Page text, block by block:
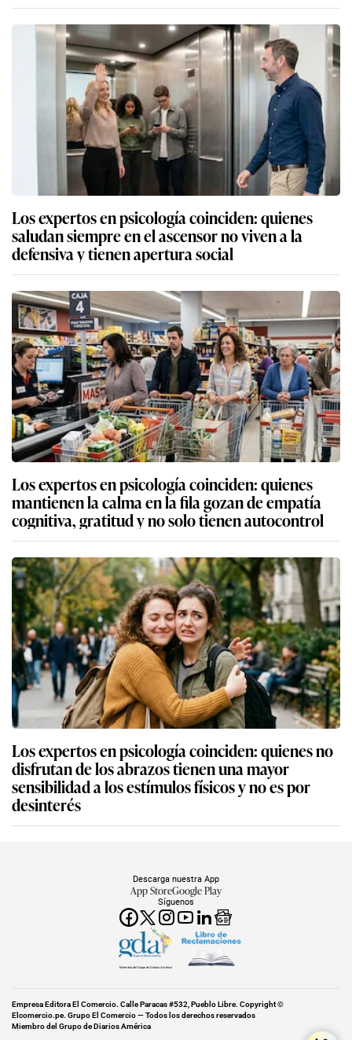
Los expertos en psicología coinciden: quienes
saludan siempre en el ascensor no viven a la
defensiva y tienen apertura social
Los expertos en psicología coinciden: quienes
mantienen la calma en la fila gozan de empatía
cognitiva, gratitud y no solo tienen autocontrol
Los expertos en psicología coinciden: quienes no
disfrutan de los abrazos tienen una mayor
sensibilidad a los estímulos físicos y no es por
desinterés
Síguenos
Descarga nuestra App
App StoreGoogle Play
Miembro del Grupo de Diarios América
Empresa Editora El Comercio. Calle Paracas #532, Pueblo Libre. Copyright ©
Elcomercio.pe. Grupo El Comercio — Todos los derechos reservados
Miembro del Grupo de Diarios América